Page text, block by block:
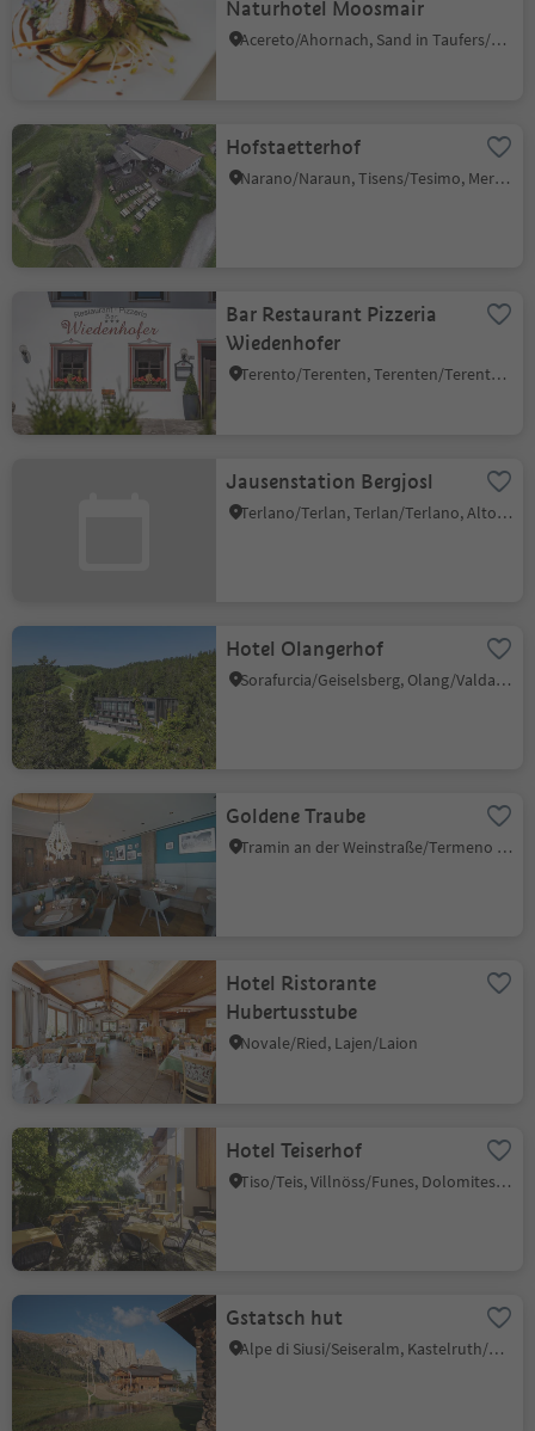
Naturhotel Moosmair
Acereto/Ahornach, Sand in Taufers/Campo Tures, Ahrntal/Valle Aurina
Hofstaetterhof
Narano/Naraun, Tisens/Tesimo, Meran/Merano and environs
Bar Restaurant Pizzeria
Wiedenhofer
Terento/Terenten, Terenten/Terento, Brixen/Bressanone and environs
Jausenstation Bergjosl
Terlano/Terlan, Terlan/Terlano, Alto Adige Wine Road
Hotel Olangerhof
Sorafurcia/Geiselsberg, Olang/Valdaora, Dolomites Region Kronplatz/Plan de Corones
Goldene Traube
Tramin an der Weinstraße/Termeno sulla Strada del Vino, Alto Adige Wine Road
Hotel Ristorante
Hubertusstube
Novale/Ried, Lajen/Laion
Hotel Teiserhof
Tiso/Teis, Villnöss/Funes, Dolomites Region Lüsen Villnöss
Gstatsch hut
Alpe di Siusi/Seiseralm, Kastelruth/Castelrotto, Dolomites Region Seiser Alm